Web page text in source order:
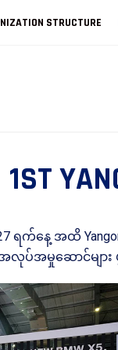
STRUCTURE
1ST
ရက်နေ့ အထိ
ပ်အမှုဆောင်မျာ